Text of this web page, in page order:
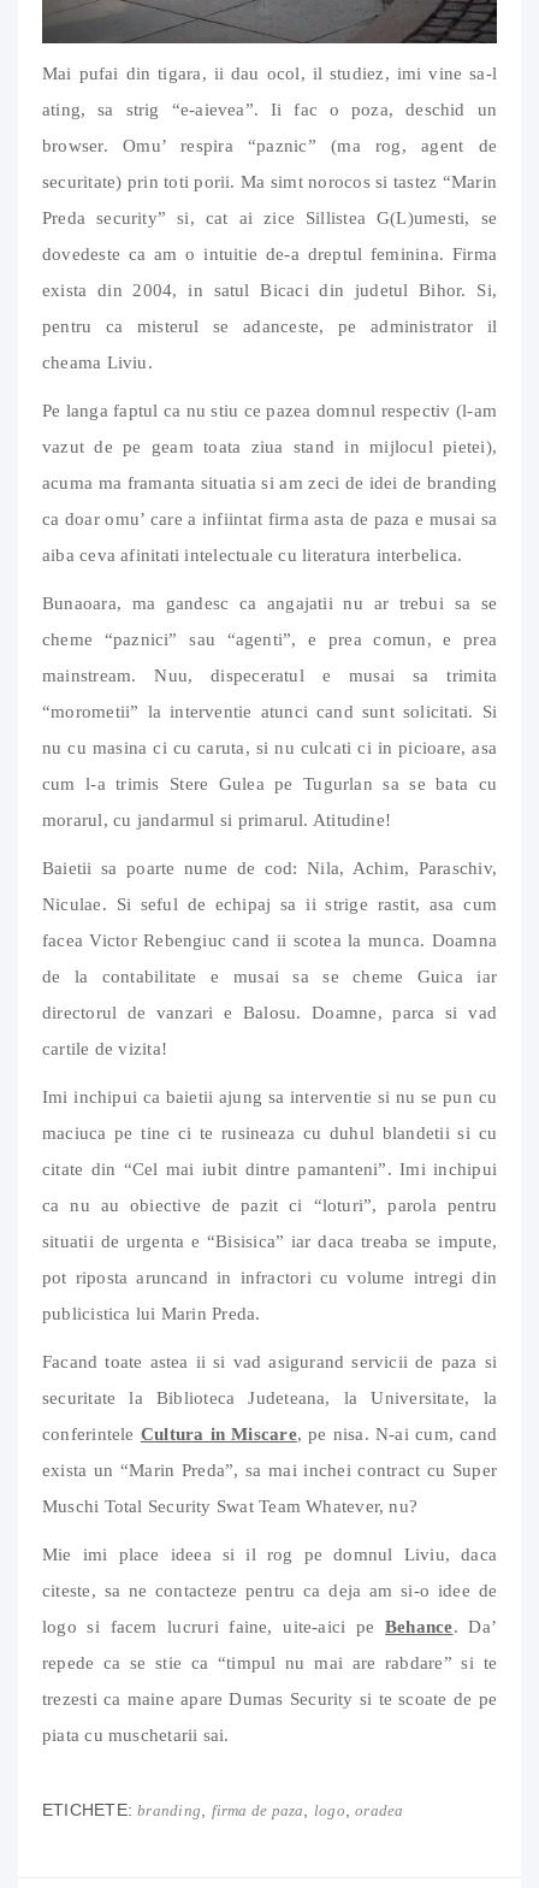
Mai pufai din tigara, ii dau ocol, il studiez, imi vine sa-l
ating, sa strig “e-aievea”. Ii fac o poza, deschid un
browser. Omu’ respira “paznic” (ma rog, agent de
securitate) prin toti porii. Ma simt norocos si tastez “Marin
Preda security” si, cat ai zice Sillistea G(L)umesti, se
dovedeste ca am o intuitie de-a dreptul feminina. Firma
exista din 2004, in satul Bicaci din judetul Bihor. Si,
pentru ca misterul se adanceste, pe administrator il
cheama Liviu.
Pe langa faptul ca nu stiu ce pazea domnul respectiv (l-am
vazut de pe geam toata ziua stand in mijlocul pietei),
acuma ma framanta situatia si am zeci de idei de branding
ca doar omu’ care a infiintat firma asta de paza e musai sa
aiba ceva afinitati intelectuale cu literatura interbelica.
Bunaoara, ma gandesc ca angajatii nu ar trebui sa se
cheme “paznici” sau “agenti”, e prea comun, e prea
mainstream. Nuu, dispeceratul e musai sa trimita
“morometii” la interventie atunci cand sunt solicitati. Si
nu cu masina ci cu caruta, si nu culcati ci in picioare, asa
cum l-a trimis Stere Gulea pe Tugurlan sa se bata cu
morarul, cu jandarmul si primarul. Atitudine!
Baietii sa poarte nume de cod: Nila, Achim, Paraschiv,
Niculae. Si seful de echipaj sa ii strige rastit, asa cum
facea Victor Rebengiuc cand ii scotea la munca. Doamna
de la contabilitate e musai sa se cheme Guica iar
directorul de vanzari e Balosu. Doamne, parca si vad
cartile de vizita!
Imi inchipui ca baietii ajung sa interventie si nu se pun cu
maciuca pe tine ci te rusineaza cu duhul blandetii si cu
citate din “Cel mai iubit dintre pamanteni”. Imi inchipui
ca nu au obiective de pazit ci “loturi”, parola pentru
situatii de urgenta e “Bisisica” iar daca treaba se impute,
pot riposta aruncand in infractori cu volume intregi din
publicistica lui Marin Preda.
Facand toate astea ii si vad asigurand servicii de paza si
securitate la Biblioteca Judeteana, la Universitate, la
conferintele Cultura in Miscare, pe nisa. N-ai cum, cand
exista un “Marin Preda”, sa mai inchei contract cu Super
Muschi Total Security Swat Team Whatever, nu?
Mie imi place ideea si il rog pe domnul Liviu, daca
citeste, sa ne contacteze pentru ca deja am si-o idee de
logo si facem lucruri faine, uite-aici pe Behance. Da’
repede ca se stie ca “timpul nu mai are rabdare” si te
trezesti ca maine apare Dumas Security si te scoate de pe
piata cu muschetarii sai.
ETICHETE:branding firma de paza logo ,oradea